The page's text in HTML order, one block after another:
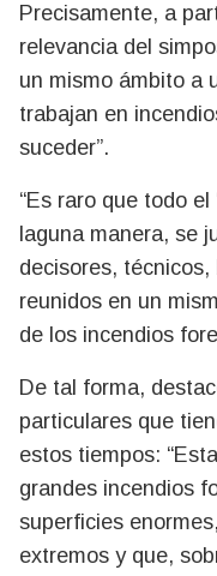
Precisamente, a
relevancia del
un mismo ámbito a
trabajan en
suceder”.
“Es raro que todo el
laguna manera, se
decisores,
reunidos en un
de los incendios
De tal forma,
particulares que
estos tiempos:
grandes incendios
superficies
extremos y que,